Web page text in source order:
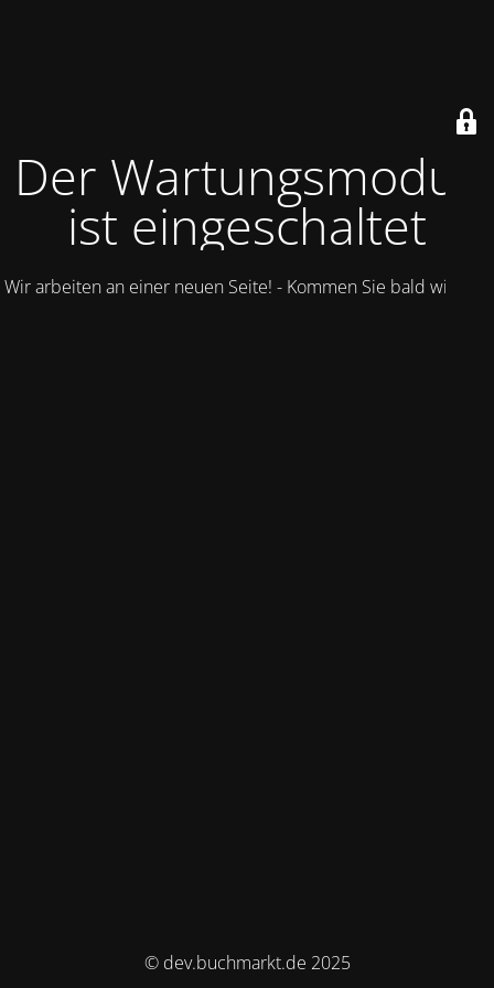
Der Wartungsmodus
ist eingeschaltet
Wir arbeiten an einer neuen Seite! - Kommen Sie bald wieder.
© dev.buchmarkt.de 2025